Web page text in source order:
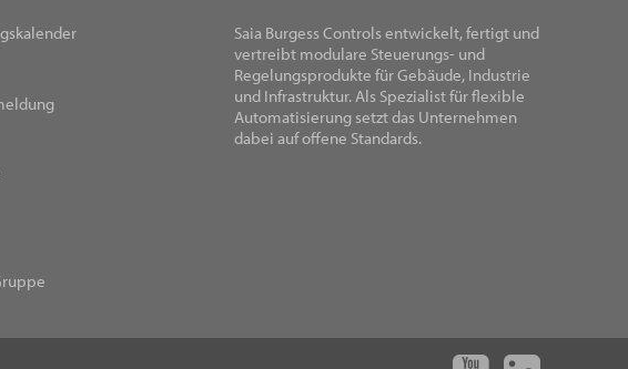
Saia Burgess Controls entwickelt, fertigt und
vertreibt modulare Steuerungs- und
Regelungsprodukte für Gebäude, Industrie
und Infrastruktur. Als Spezialist für flexible
Automatisierung setzt das Unternehmen
dabei auf offene Standards.